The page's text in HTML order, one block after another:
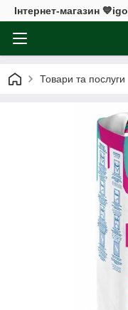
Інтернет-магазин
Товари та послуги